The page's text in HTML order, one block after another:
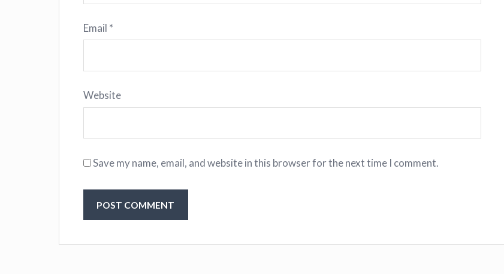
Email *
Website
Save my name, email, and website in this browser for the next time I comment.